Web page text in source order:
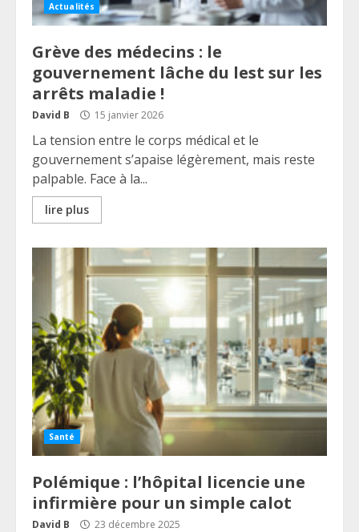
Actualités
Grève des médecins : le
gouvernement lâche du lest sur les
arrêts maladie !
David B 15 janvier 2026
La tension entre le corps médical et le
gouvernement s’apaise légèrement, mais reste
palpable. Face à la...
lire plus
Santé
Polémique : l’hôpital licencie une
infirmière pour un simple calot
David B 23 décembre 2025